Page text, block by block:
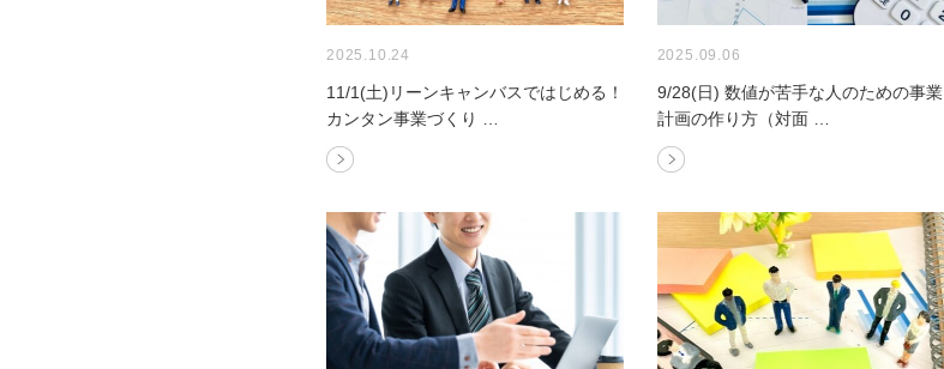
2025.10.24
11/1(土)リーンキャンバスではじめる！
カンタン事業づくり …
2025.09.06
9/28(日) 数値が苦手な人のための事業
計画の作り方（対面 …